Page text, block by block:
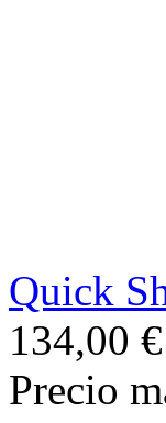
Quick
134,00 €
Precio